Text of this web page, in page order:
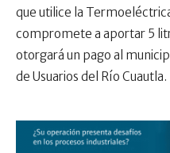
que utilice la
compromete a aportar 5
otorgará un pago al
de Usuarios del Río Cuautla.